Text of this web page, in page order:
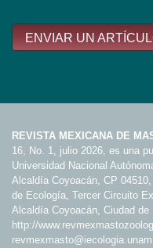
ENVIAR UN
REVISTA MEXICANA DE
16, No. 1, julio 2026, es una
Universidad Nacional
Alcaldía Coyoacán, CP
de Ecología, Tercer Circuito
Alcaldía Coyoacán, Ciudad
http://